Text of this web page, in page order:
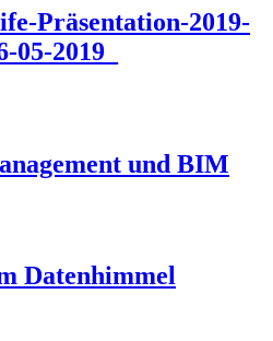
Präsentation-2019-
2019_
und BIM
Datenhimmel